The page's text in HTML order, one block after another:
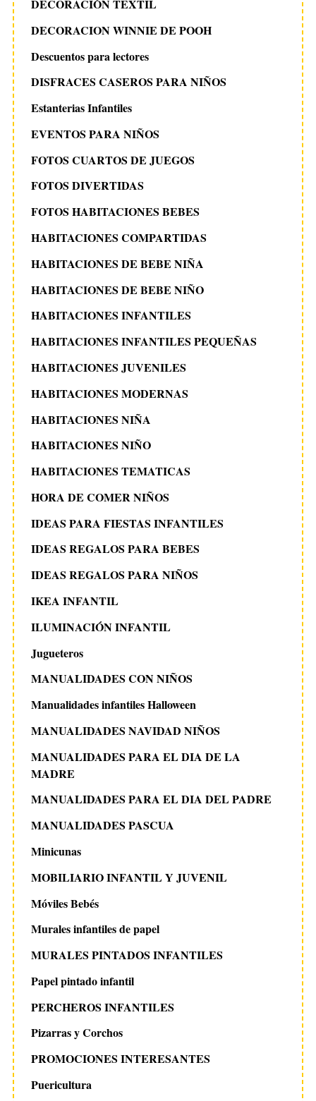
DECORACIÓN TEXTIL
DECORACION WINNIE DE POOH
Descuentos para lectores
DISFRACES CASEROS PARA NIÑOS
Estanterias Infantiles
EVENTOS PARA NIÑOS
FOTOS CUARTOS DE JUEGOS
FOTOS DIVERTIDAS
FOTOS HABITACIONES BEBES
HABITACIONES COMPARTIDAS
HABITACIONES DE BEBE NIÑA
HABITACIONES DE BEBE NIÑO
HABITACIONES INFANTILES
HABITACIONES INFANTILES PEQUEÑAS
HABITACIONES JUVENILES
HABITACIONES MODERNAS
HABITACIONES NIÑA
HABITACIONES NIÑO
HABITACIONES TEMATICAS
HORA DE COMER NIÑOS
IDEAS PARA FIESTAS INFANTILES
IDEAS REGALOS PARA BEBES
IDEAS REGALOS PARA NIÑOS
IKEA INFANTIL
ILUMINACIÓN INFANTIL
Jugueteros
MANUALIDADES CON NIÑOS
Manualidades infantiles Halloween
MANUALIDADES NAVIDAD NIÑOS
MANUALIDADES PARA EL DIA DE LA
MADRE
MANUALIDADES PARA EL DIA DEL PADRE
MANUALIDADES PASCUA
Minicunas
MOBILIARIO INFANTIL Y JUVENIL
Móviles Bebés
Murales infantiles de papel
MURALES PINTADOS INFANTILES
Papel pintado infantil
PERCHEROS INFANTILES
Pizarras y Corchos
PROMOCIONES INTERESANTES
Puericultura